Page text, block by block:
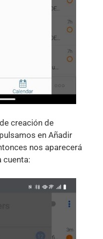
creación de
en Añadir
nos aparecerá
cuenta: